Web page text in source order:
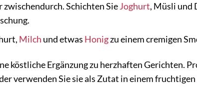
zwischendurch. Schichten SieJoghurt, Müsli und
Milch und etwas Honigzu einem cremigen
köstliche Ergänzung zu herzhaften Gerichten.
verwenden Sie sie als Zutat in einem fruchtigen